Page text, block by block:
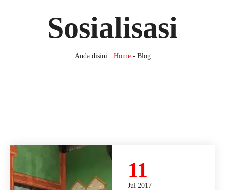
Sosialisasi
Anda disini : Home- Blog
11
Jul 2017